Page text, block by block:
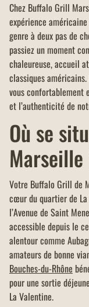
Chez Buffalo Grill
expérience
genre à deux pas de
passiez un moment
chaleureuse, accueil
classiques
vous confortablement
et l’authenticité de
Où se
Marseille
Votre Buffalo Grill de
cœur du quartier de
l’Avenue de Saint
accessible depuis le
alentour comme
amateurs de bonne
Bouches-du-Rhône
pour une sortie
La Valentine.